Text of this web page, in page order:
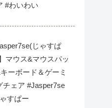
#わいわい
じゃすぱ
マウス&マウスパッ
キーボード＆ゲーミ
チェア #Jasper7se
すぱー